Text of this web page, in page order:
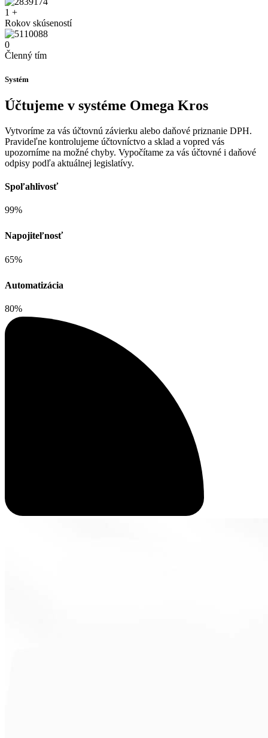
1 +
Rokov skúseností
0
Členný tím
Systém
Účtujeme v systéme Omega Kros
Vytvoríme za vás účtovnú závierku alebo daňové priznanie DPH.
Pravideľne kontrolujeme účtovníctvo a sklad a vopred vás
upozorníme na možné chyby. Vypočítame za vás účtovné i daňové
odpisy podľa aktuálnej legislatívy.
Spoľahlivosť
99%
Napojiteľnosť
65%
Automatizácia
80%